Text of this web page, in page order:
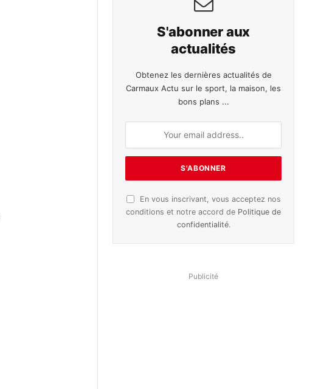
S'abonner aux
actualités
Obtenez les dernières actualités de
Carmaux Actu sur le sport, la maison, les
bons plans ...
En vous inscrivant, vous acceptez nos
conditions et notre accord de Politique de
confidentialité.
Publicité